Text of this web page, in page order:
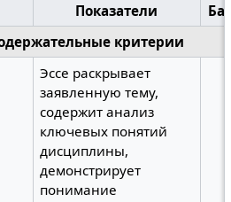
Показатели
критерии
Эссе раскрывает
заявленную тему,
содержит анализ
ключевых понятий
дисциплины,
демонстрирует
понимание